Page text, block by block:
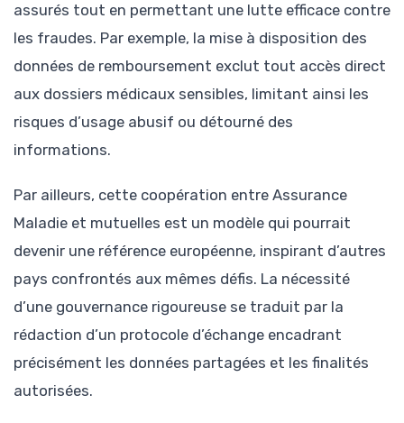
assurés tout en permettant une lutte efficace contre
les fraudes. Par exemple, la mise à disposition des
données de remboursement exclut tout accès direct
aux dossiers médicaux sensibles, limitant ainsi les
risques d’usage abusif ou détourné des
informations.
Par ailleurs, cette coopération entre Assurance
Maladie et mutuelles est un modèle qui pourrait
devenir une référence européenne, inspirant d’autres
pays confrontés aux mêmes défis. La nécessité
d’une gouvernance rigoureuse se traduit par la
rédaction d’un protocole d’échange encadrant
précisément les données partagées et les finalités
autorisées.